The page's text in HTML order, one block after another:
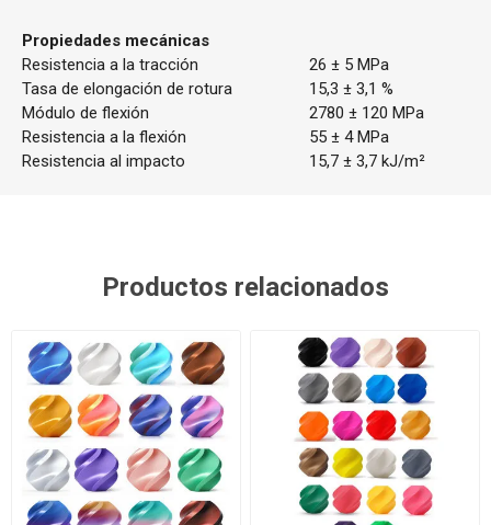
Propiedades mecánicas
Resistencia a la tracción
26 ± 5 MPa
Tasa de elongación de rotura
15,3 ± 3,1 %
Módulo de flexión
2780 ± 120 MPa
Resistencia a la flexión
55 ± 4 MPa
Resistencia al impacto
15,7 ± 3,7 kJ/m²
Productos relacionados